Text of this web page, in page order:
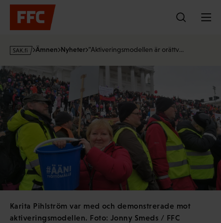
Hoppa
innehållet
s
k
·
f
Ämnen Nyheter ”Aktiveringsmodellen är orättv…
Karita Pihlström var med och demonstrerade mot
aktiveringsmodellen. Foto: Jonny Smeds / FFC